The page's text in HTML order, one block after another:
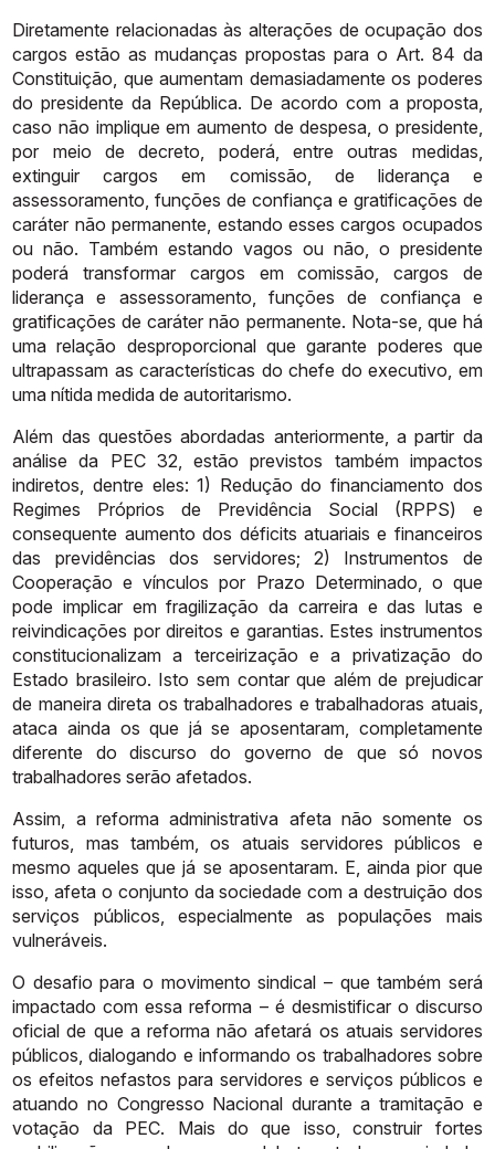
Diretamente relacionadas às alterações de ocupação dos
cargos estão as mudanças propostas para o Art. 84 da
Constituição, que aumentam demasiadamente os poderes
do presidente da República. De acordo com a proposta,
caso não implique em aumento de despesa, o presidente,
por
meio de decreto, poderá, entre outras
medidas,
extinguir
cargos em comissão, de liderança
e
assessoramento, funções de confiança e gratificações de
caráter não permanente, estando esses cargos ocupados
ou não. Também estando vagos ou não, o presidente
poderá
transformar cargos em comissão, cargos
de
liderança e assessoramento, funções de confiança e
gratificações de caráter não permanente. Nota-se, que há
uma relação desproporcional que garante poderes que
ultrapassam as características do chefe do executivo, em
uma nítida medida de autoritarismo.
Além das questões abordadas anteriormente, a partir da
análise da PEC 32, estão previstos também impactos
indiretos, dentre eles: 1) Redução do financiamento dos
Regimes Próprios de Previdência Social (RPPS) e
consequente aumento dos déficits atuariais e financeiros
das
previdências dos servidores; 2) Instrumentos
de
Cooperação e vínculos por Prazo Determinado, o que
pode implicar em fragilização da carreira e das lutas e
reivindicações por direitos e garantias. Estes instrumentos
constitucionalizam a terceirização e a privatização do
Estado brasileiro. Isto sem contar que além de prejudicar
de maneira direta os trabalhadores e trabalhadoras atuais,
ataca ainda os que já se aposentaram,
completamente
diferente
do discurso do governo de que só
novos
trabalhadores serão afetados.
Assim, a reforma administrativa afeta não somente os
futuros, mas também, os atuais servidores públicos e
mesmo aqueles que já se aposentaram. E, ainda pior que
isso, afeta o conjunto da sociedade com a destruição dos
serviços públicos,
especialmente as populações mais
vulneráveis.
O desafio para o movimento sindical – que também será
impactado com essa reforma – é desmistificar o discurso
oficial de que a reforma não afetará os atuais servidores
públicos, dialogando e informando os trabalhadores sobre
os efeitos nefastos para servidores e serviços públicos e
atuando no Congresso Nacional durante a tramitação e
votação
da PEC. Mais do que isso,
construir fortes